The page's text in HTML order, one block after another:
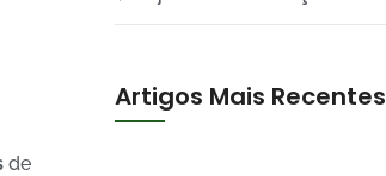
de
Artigos Mais Recentes